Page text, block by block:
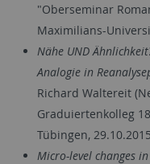
"Oberseminar
Maximilians-
Nähe UND
Analogie in
Richard Waltereit
Graduiertenkolleg
Tübingen,
Micro-level changes